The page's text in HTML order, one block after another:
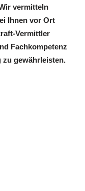
vermitteln
Ihnen vor Ort
Vermittler
Fachkompetenz
zu gewährleisten.